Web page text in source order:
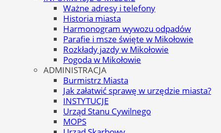
Ważne adresy i telefony
Historia miasta
Harmonogram wywozu odpadów
Parafie i msze święte w Mikołowie
Rozkłady jazdy w Mikołowie
Pogoda w Mikołowie
ADMINISTRACJA
Burmistrz Miasta
Jak załatwić sprawę w urzędzie miasta?
INSTYTUCJE
Urząd Stanu Cywilnego
MOPS